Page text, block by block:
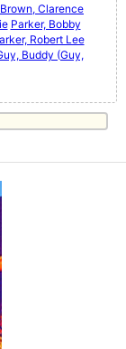
Clarence
Parker, Bobby
Robert Lee
Buddy (Guy,